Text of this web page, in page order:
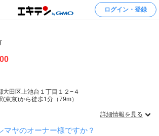
ログイン・登録
大田区上池台１丁目１２−４
(東京)から徒歩1分（79m）
詳細情報を見る
マヤのオーナー様ですか？